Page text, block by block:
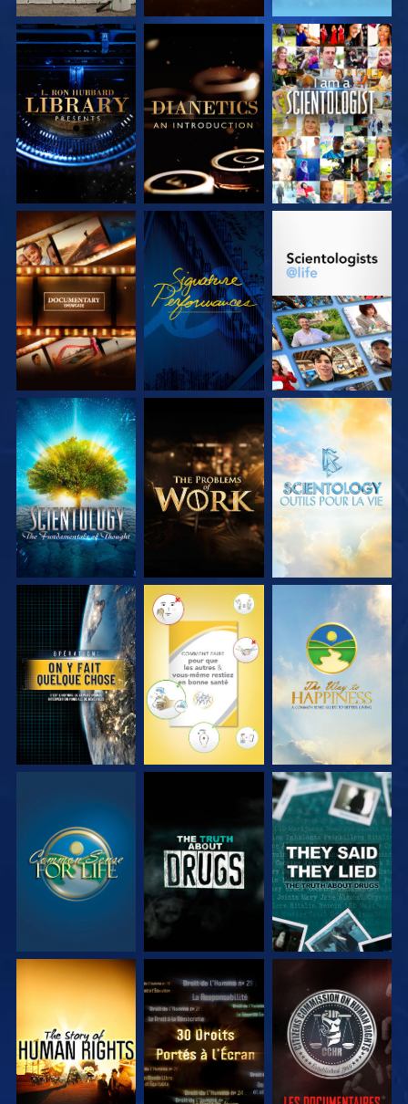
DÉCOUVRIR LES
SÉRIES
DÉCOUVRIR LES
SÉRIES
REGARDER
DÉCOUVRIR LES
SÉRIES
REGARDER
DÉCOUVRIR LES
DÉCOUVRIR LES
SÉRIES
DÉCOUVRIR LES
SÉRIES
DÉCOUVRIR LES
SÉRIES
REGARDER REGARDER REGARDER
REGARDER REGARDER REGARDER
REGARDER REGARDER REGARDER